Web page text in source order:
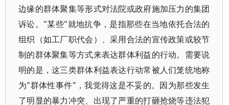
边缘的群体聚集等形式对法院或政府施加压力的集团
诉讼。"某些"就地抗争，是指那些在当地依托合法的
组织（如工厂职代会）、采用合法的宣传政策或较节
制的群体聚集等方式来表达群体利益的行动。需要说
明的是，这三类群体利益表达行动常被人们笼统地称
为"群体性事件"，我觉得这是不妥的。因为那些发生
了明显的暴力冲突、出现了严重的打砸抢烧等违法犯